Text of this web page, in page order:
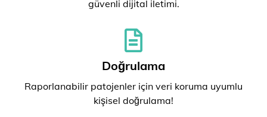
güvenli dijital iletimi.
Doğrulama
Raporlanabilir patojenler için veri koruma uyumlu
kişisel doğrulama!